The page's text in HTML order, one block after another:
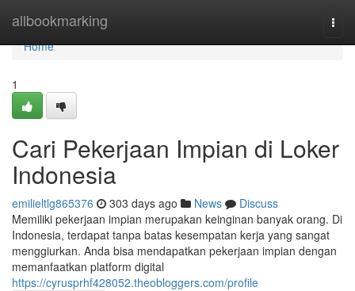
allbookmarking
Home
Home
1
Cari Pekerjaan Impian di Loker
Indonesia
emilieltlg865376 303 days ago News
Discuss
Memiliki pekerjaan impian merupakan keinginan banyak orang. Di
Indonesia, terdapat tanpa batas kesempatan kerja yang sangat
menggiurkan. Anda bisa mendapatkan pekerjaan impian dengan
memanfaatkan platform digital
https://cyrusprhf428052.theobloggers.com/profile